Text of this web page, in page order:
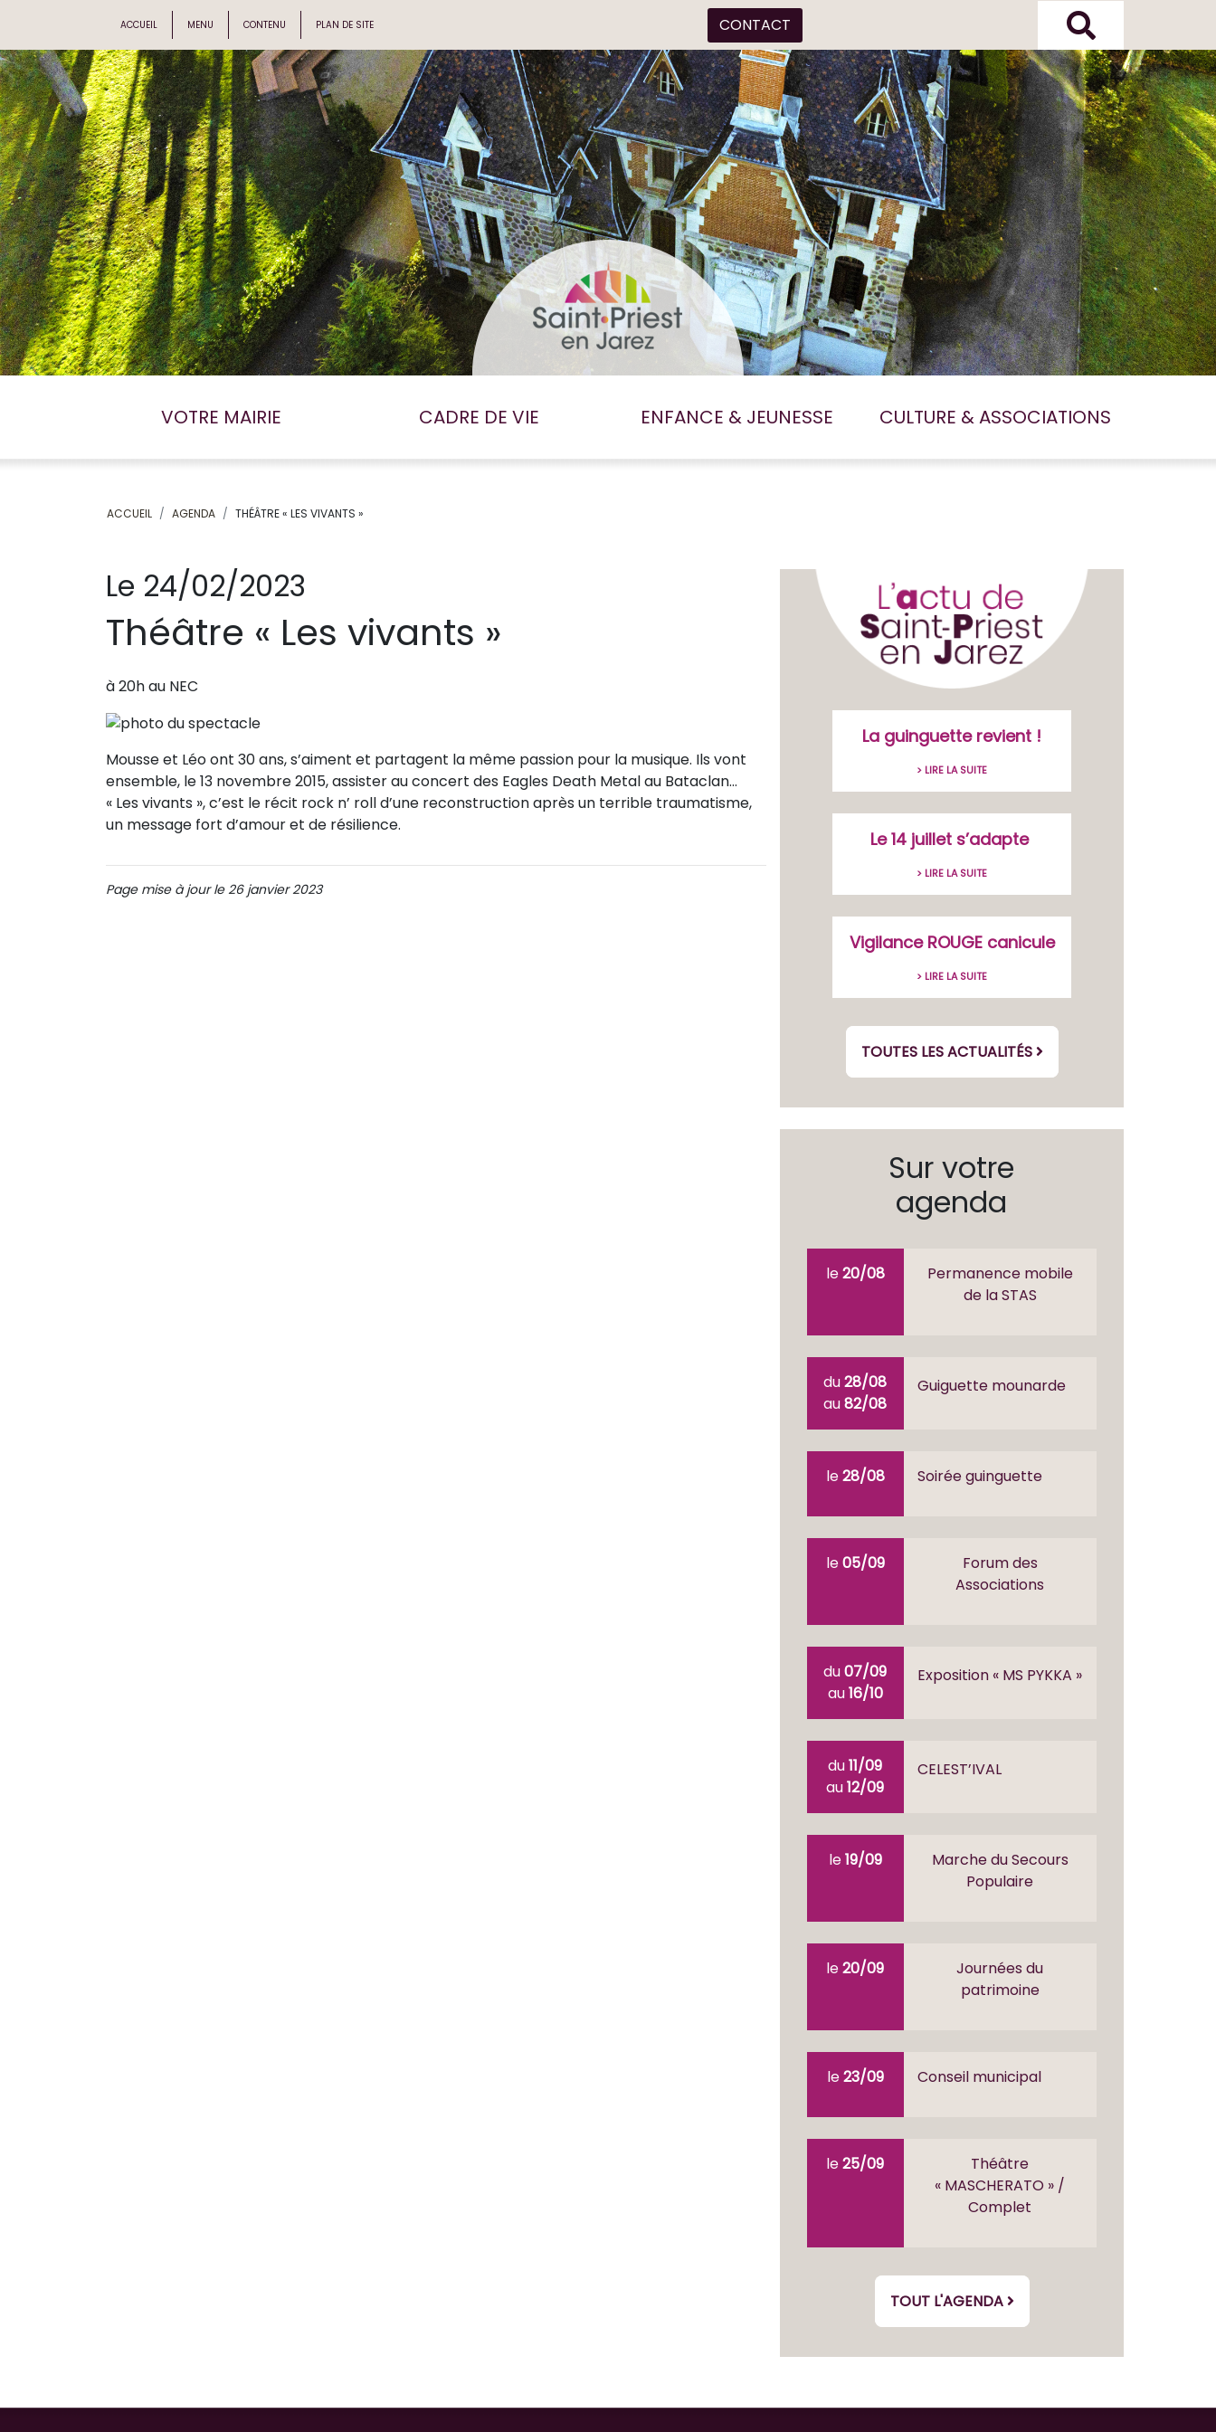
ACCUEIL MENU CONTENU PLAN DE SITE CONTACT
VOTRE MAIRIE CADRE DE VIE ENFANCE & JEUNESSE CULTURE & ASSOCIATIONS
ACCUEIL AGENDA THÉÂTRE « LES VIVANTS »
Le 24/02/2023
Théâtre « Les vivants »
à 20h au NEC
Mousse et Léo ont 30 ans, s’aiment et partagent la même passion pour la musique. Ils vont
ensemble, le 13 novembre 2015, assister au concert des Eagles Death Metal au Bataclan…
« Les vivants », c’est le récit rock n’ roll d’une reconstruction après un terrible traumatisme,
un message fort d’amour et de résilience.
Page mise à jour le 26 janvier 2023
La guinguette revient !
> LIRE LA SUITE
Le 14 juillet s’adapte
> LIRE LA SUITE
Vigilance ROUGE canicule
> LIRE LA SUITE
TOUTES LES ACTUALITÉS
Sur votre
agenda
le20/08
Permanence mobile
de la STAS
du28/08
au82/08
Guiguette mounarde
le28/08 Soirée guinguette
le05/09
Forum des
Associations
du07/09
au16/10
Exposition « MS PYKKA »
du11/09
au12/09
CELEST’IVAL
le19/09
Marche du Secours
Populaire
le20/09
Journées du
patrimoine
le23/09 Conseil municipal
le25/09
Théâtre
« MASCHERATO » /
Complet
TOUT L'AGENDA